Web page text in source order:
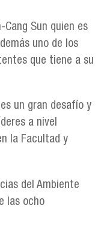
Sun quien es
uno de los
que tiene a su
un gran desafío y
a nivel
la Facultad y
del Ambiente
las ocho